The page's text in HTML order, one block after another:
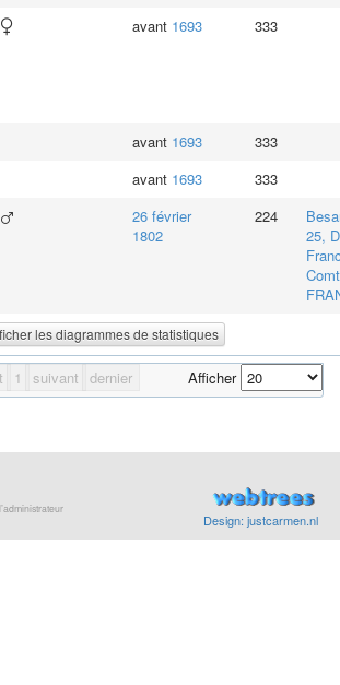
les diagrammes de statistiques
avant 1693 333
avant 1693
333
avant 1693
333
26 février
1802
224
25,
1 suivant dernier Afficher
Design: justcarmen.nl